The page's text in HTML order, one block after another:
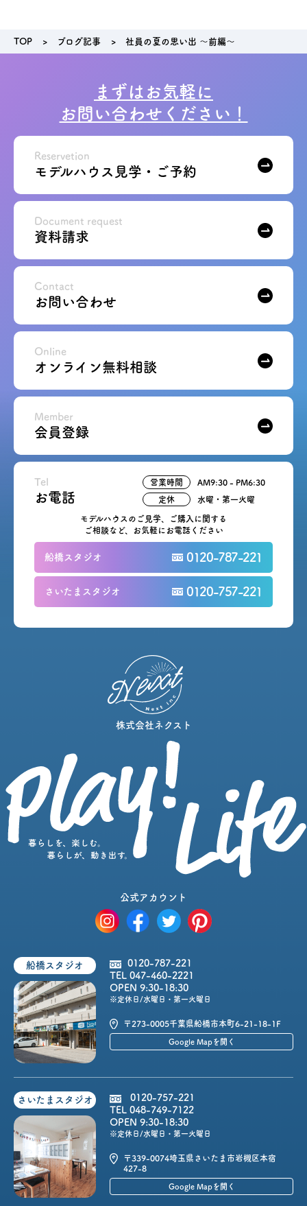
TOP ブログ記事 社員の夏の思い出 ～前編～
まずはお気軽に
お問い合わせください！
モデルハウス見学・ご予約
Reservetion
資料請求
Document request
お問い合わせ
Contact
オンライン無料相談
Online
会員登録
Member
Tel
お電話
モデルハウスのご見学、ご購入に関する
ご相談など、お気軽にお電話ください
船橋スタジオ 0120-787-221
さいたまスタジオ 0120-757-221
営業時間 AM9:30 - PM6:30
定休 水曜・第一火曜
株式会社ネクスト
公式アカウント
船橋スタジオ
0120-787-221
TEL 047-460-2221
OPEN 9:30-18:30
※定休日/水曜日・第一火曜日
〒273-0005千葉県船橋市本町6-21-18-1F
Google Mapを開く
さいたまスタジオ
0120-757-221
TEL 048-749-7122
OPEN 9:30-18:30
※定休日/水曜日・第一火曜日
〒339-0074埼玉県さいたま市岩槻区本宿
427-8
Google Mapを開く